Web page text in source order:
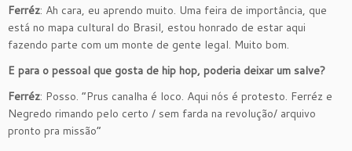
Ferréz: Ah cara, eu aprendo muito. Uma feira de importância, que
está no mapa cultural do Brasil, estou honrado de estar aqui
fazendo parte com um monte de gente legal. Muito bom.
E para o pessoal que gosta de hip hop, poderia deixar um salve?
Ferréz: Posso. “Prus canalha é loco. Aqui nós é protesto. Ferréz e
Negredo rimando pelo certo / sem farda na revolução/ arquivo
pronto pra missão”